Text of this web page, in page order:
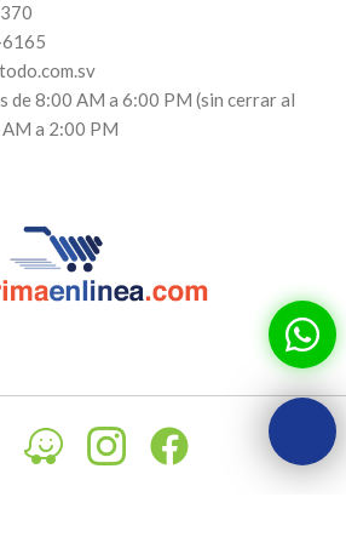
de 8:00 AM a 6:00 PM (sin cerrar al
a 2:00 PM